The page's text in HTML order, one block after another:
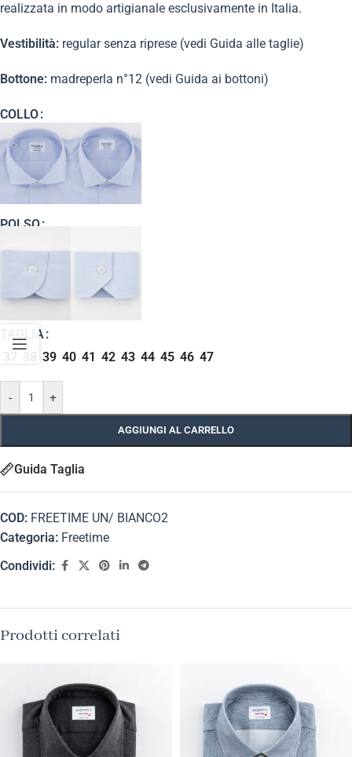
realizzata in modo artigianale esclusivamente in Italia.
Vestibilità: regular senza riprese (vedi Guida alle taglie)
Bottone: madreperla n°12 (vedi Guida ai bottoni)
COLLO
POLSO
TAGLIA
39 40 41 42 43 44 45 46 47
- +
AGGIUNGI AL CARRELLO
Guida Taglia
COD: FREETIME UN/ BIANCO2
Categoria: Freetime
Condividi:
Prodotti correlati